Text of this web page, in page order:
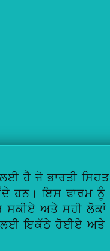
ਹੈ ਜੋ ਭਾਰਤੀ ਸਿਹਤ
ਹਨ। ਇਸ ਫਾਰਮ ਨੂੰ
ਸਕੀਏ ਅਤੇ ਸਹੀ ਲੋਕਾਂ
ਲਈ ਇਕੱਠੇ ਹੋਈਏ ਅਤੇ